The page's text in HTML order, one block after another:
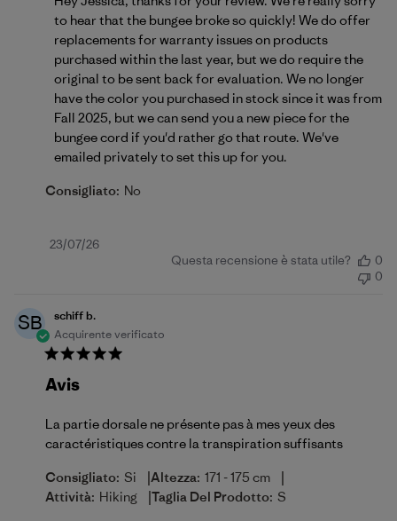
to hear that the bungee broke so quickly! We do offer
replacements for warranty issues on products
purchased within the last year, but we do require the
original to be sent back for evaluation. We no longer
have the color you purchased in stock since it was from
Fall 2025, but we can send you a new piece for the
bungee cord if you'd rather go that route. We've
emailed privately to set this up for you.
Consigliato: No
Data
23/07/26
Questa recensione è stata utile?
0
0
SB
schiff b.
Acquirente verificato
Avis
La partie dorsale ne présente pas à mes yeux des
caractéristiques contre la transpiration suffisants
Consigliato: Si |Altezza: 171 - 175 cm |
Attività: Hiking |Taglia Del Prodotto: S